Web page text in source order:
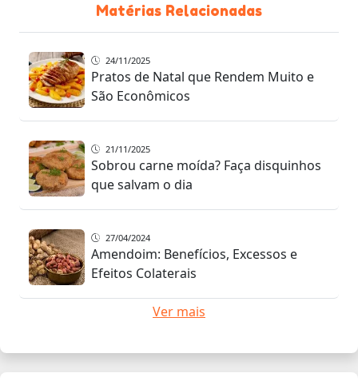
Matérias Relacionadas
24/11/2025
Pratos de Natal que Rendem Muito e
São Econômicos
21/11/2025
Sobrou carne moída? Faça disquinhos
que salvam o dia
27/04/2024
Amendoim: Benefícios, Excessos e
Efeitos Colaterais
Ver mais